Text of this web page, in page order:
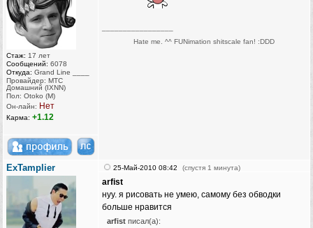
Стаж: 17 лет
Сообщений: 6078
Откуда: Grand Line ____
Провайдер: МТС
Домашний (IXNN)
Пол: Otoko (M)
Он-лайн: Нет
Карма: +1.12
Hate me. ^^ FUNimation shitscale fan! :DDD
ExTamplier 25-Май-2010 08:42 (спустя 1 минута)
arfist
нуу. я рисовать не умею, самому без обводки
больше нравится
arfist писал(а):